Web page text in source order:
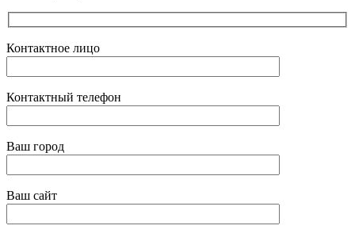
Контактное лицо
Контактный телефон
Ваш город
Ваш сайт